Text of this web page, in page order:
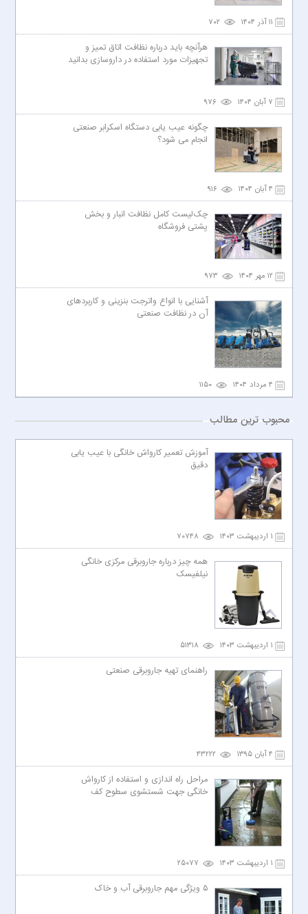
۱۱ آذر ۱۴۰۴
هرآنچه باید درباره نظافت اتاق تمیز و
تجهیزات مورد استفاده در داروسازی بدانید
۷ آبان ۱۴۰۴
چگونه عیب یابی دستگاه اسکرابر صنعتی
انجام می شود؟
۴ آبان ۱۴۰۴
چک‌لیست کامل نظافت انبار و بخش
پشتی فروشگاه
۱۲ مهر ۱۴۰۴
آشنایی با انواع واترجت بنزینی و کاربردهای
آن در نظافت صنعتی
۴ مرداد ۱۴۰۴
محبوب ترین مطالب
آموزش تعمیر کارواش خانگی با عیب یابی
دقیق
۱ اردیبهشت ۱۴۰۳
همه چیز درباره جاروبرقی مرکزی خانگی
نیلفیسک
۱ اردیبهشت ۱۴۰۳
راهنمای تهیه جاروبرقی صنعتی
۴ آبان ۱۳۹۵
مراحل راه اندازی و استفاده از کارواش
خانگی جهت شستشوی سطوح کف
۱ اردیبهشت ۱۴۰۳
۵ ویژگی مهم جاروبرقی آب و خاک